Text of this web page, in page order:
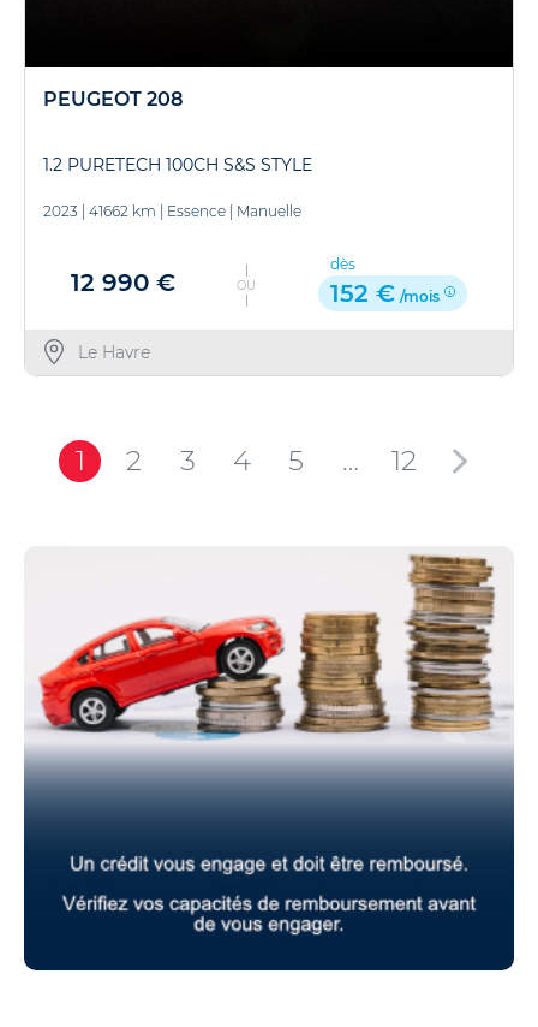
PEUGEOT 208
1.2 PURETECH 100CH S&S STYLE
2023 41662 km Essence Manuelle
12 990 € OU
dès
152 € /mois
Le Havre
1 2 3 4 5 … 12